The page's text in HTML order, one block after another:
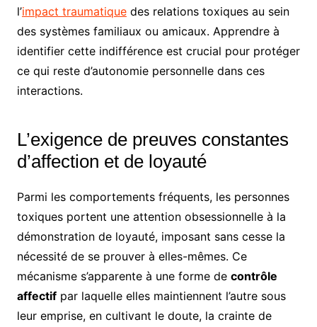
l’impact traumatiquedes relations toxiques au sein
des systèmes familiaux ou amicaux. Apprendre à
identifier cette indifférence est crucial pour protéger
ce qui reste d’autonomie personnelle dans ces
interactions.
L’exigence de preuves constantes
d’affection et de loyauté
Parmi les comportements fréquents, les personnes
toxiques portent une attention obsessionnelle à la
démonstration de loyauté, imposant sans cesse la
nécessité de se prouver à elles-mêmes. Ce
mécanisme s’apparente à une forme de contrôle
affectifpar laquelle elles maintiennent l’autre sous
leur emprise, en cultivant le doute, la crainte de